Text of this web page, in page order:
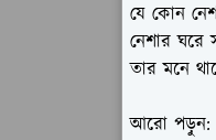
যে কোন
নেশার ঘরে
তার মনে
আরো পড়ুন: